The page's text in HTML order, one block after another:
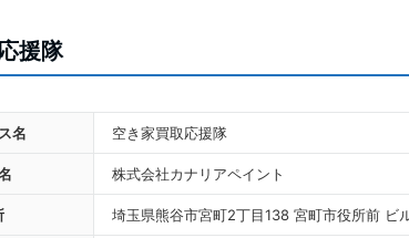
援隊
名 空き家買取応援隊
株式会社カナリアペイント
埼玉県熊谷市宮町2丁目138 宮町市役所前 ビ